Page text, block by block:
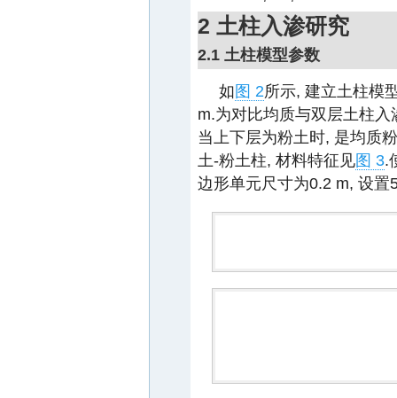
2 土柱入渗研究
2.1 土柱模型参数
如 图 2所示, 建立土柱模
m.为对比均质与双层土柱
当上下层为粉土时, 是均质
土-粉土柱, 材料特征见图 3.
边形单元尺寸为0.2 m, 设